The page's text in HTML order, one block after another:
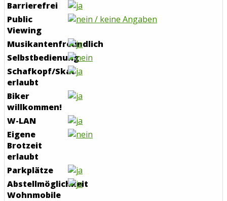
Barrierefrei
Public
Viewing
Musikantenfreundlich
Selbstbedienung
Schafkopf/Skat
erlaubt
Biker
willkommen!
W-LAN
Eigene
Brotzeit
erlaubt
Parkplätze
Abstellmöglichkeit
Wohnmobile